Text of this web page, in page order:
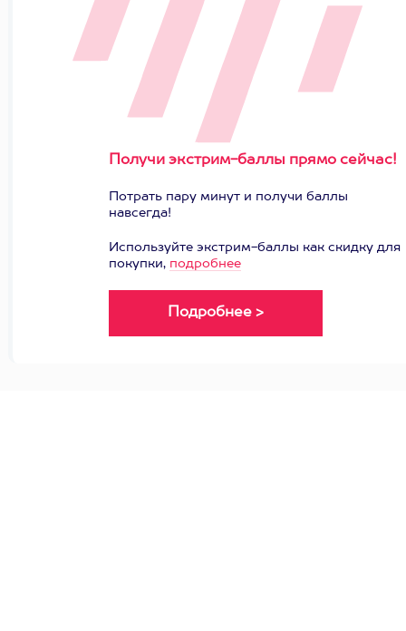
Получи экстрим-баллы прямо сейчас!
Потрать пару минут и получи баллы
навсегда!
Используйте экстрим-баллы как скидку для
покупки, подробнее